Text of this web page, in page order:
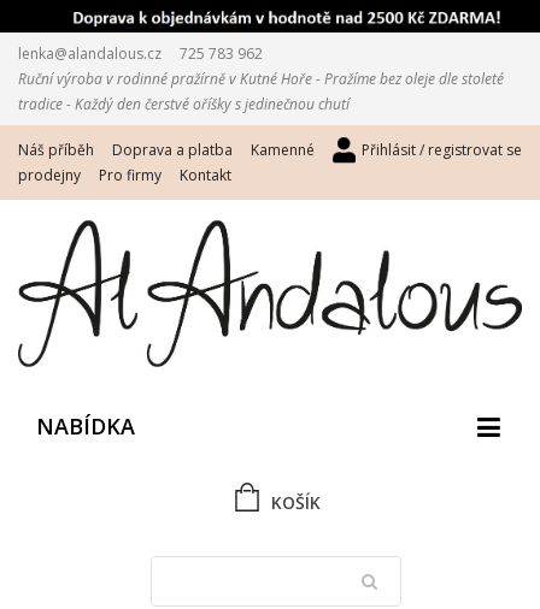
lenka@alandalous.cz 725 783 962
Ruční výroba v rodinné pražírně v Kutné Hoře - Pražíme bez oleje dle stoleté
tradice - Každý den čerstvé oříšky s jedinečnou chutí
Přihlásit / registrovat se
Náš příběh Doprava a platba
Kamenné
prodejny
Pro firmy Kontakt
NABÍDKA
KOŠÍK